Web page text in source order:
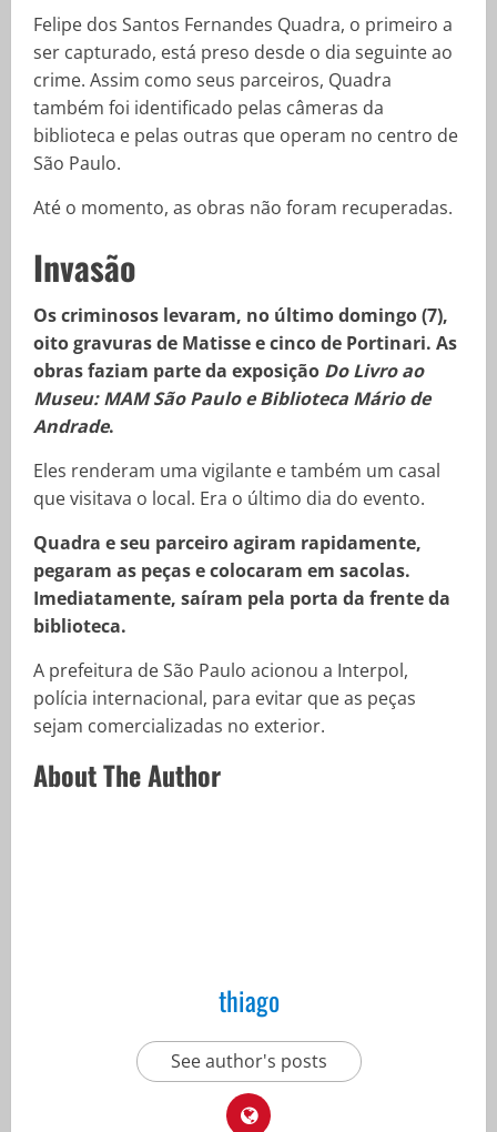
Felipe dos Santos Fernandes Quadra, o primeiro a
ser capturado, está preso desde o dia seguinte ao
crime. Assim como seus parceiros, Quadra
também foi identificado pelas câmeras da
biblioteca e pelas outras que operam no centro de
São Paulo.
Até o momento, as obras não foram recuperadas.
Invasão
Os criminosos levaram, no último domingo (7),
oito gravuras de Matisse e cinco de Portinari. As
obras faziam parte da exposição Do Livro ao
Museu: MAM São Paulo e Biblioteca Mário de
Andrade.
Eles renderam uma vigilante e também um casal
que visitava o local. Era o último dia do evento.
Quadra e seu parceiro agiram rapidamente,
pegaram as peças e colocaram em sacolas.
Imediatamente, saíram pela porta da frente da
biblioteca.
A prefeitura de São Paulo acionou a Interpol,
polícia internacional, para evitar que as peças
sejam comercializadas no exterior.
About The Author
thiago
See author's posts